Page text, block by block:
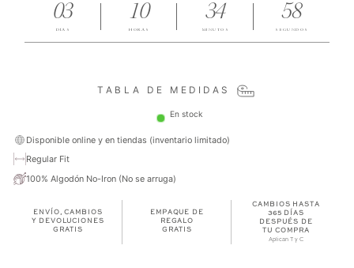
03
DÍAS
10
HORAS
34
MINUTOS
58
SEGUNDOS
TABLA DE MEDIDAS
En stock
Disponible online y en tiendas (inventario limitado)
Regular Fit
100% Algodón No-Iron (No se arruga)
ENVÍO, CAMBIOS
Y DEVOLUCIONES
GRATIS
EMPAQUE DE
REGALO
GRATIS
CAMBIOS HASTA
365 DÍAS
DESPUÉS DE
TU COMPRA
Aplican T y C